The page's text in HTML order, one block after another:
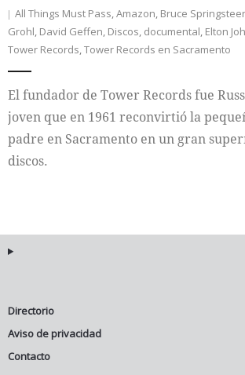
Colaboradores
Internacional
Cultura
All Things Must Pass,Amazon, Bruce
Grohl, David Geffen, Discos, documental, Elton
Tower Records,Tower Records en Sacramento
El fundador de Tower Records fue
joven que en 1961 reconvirtió la
padre en Sacramento en un gran
discos.
Directorio
Aviso de privacidad
Contacto